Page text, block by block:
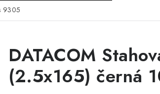
9305
DATACOM
(2.5x165) černá